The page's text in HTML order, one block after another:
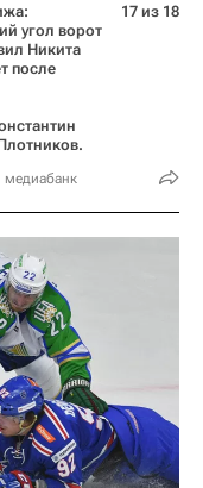
угол ворот
Никита
после
медиабанк
17 из 18